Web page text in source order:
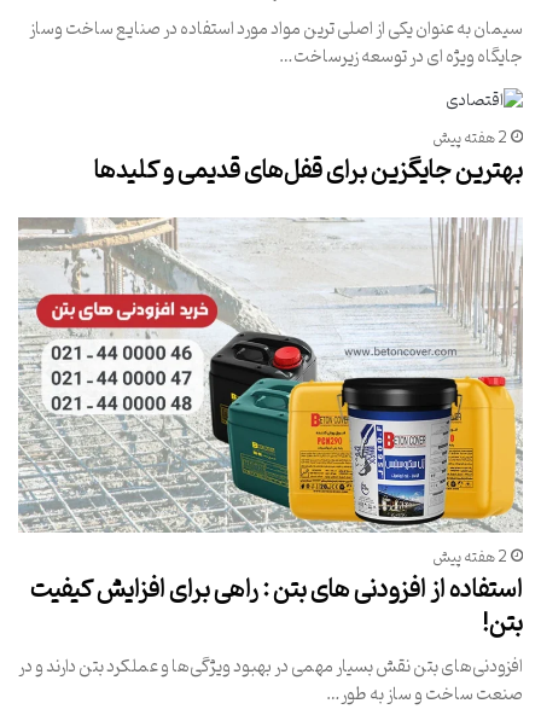
سیمان به عنوان یکی از اصلی ترین مواد مورد استفاده در صنایع ساخت وساز
جایگاه ویژه ای در توسعه زیرساخت…
2 هفته پیش
بهترین جایگزین برای قفل‌های قدیمی و کلیدها
2 هفته پیش
استفاده از افزودنی های بتن : راهی برای افزایش کیفیت
بتن!
افزودنی‌های بتن نقش بسیار مهمی در بهبود ویژگی‌ها و عملکرد بتن دارند و در
صنعت ساخت و ساز به طور…